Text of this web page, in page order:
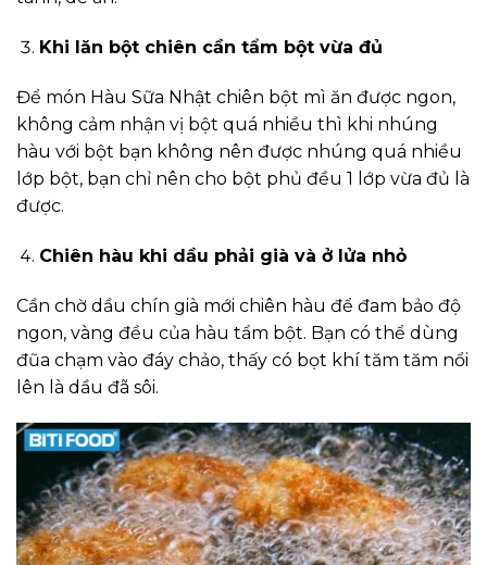
Khi lăn bột chiên cần tẩm bột vừa đủ
Để món Hàu Sữa Nhật chiên bột mì ăn được ngon,
không cảm nhận vị bột quá nhiều thì khi nhúng
hàu với bột bạn không nên được nhúng quá nhiều
lớp bột, bạn chỉ nên cho bột phủ đều 1 lớp vừa đủ là
được.
Chiên hàu khi dầu phải già và ở lửa nhỏ
Cần chờ dầu chín già mới chiên hàu để đam bảo độ
ngon, vàng đều của hàu tẩm bột. Bạn có thể dùng
đũa chạm vào đáy chảo, thấy có bọt khí tăm tăm nổi
lên là dầu đã sôi.